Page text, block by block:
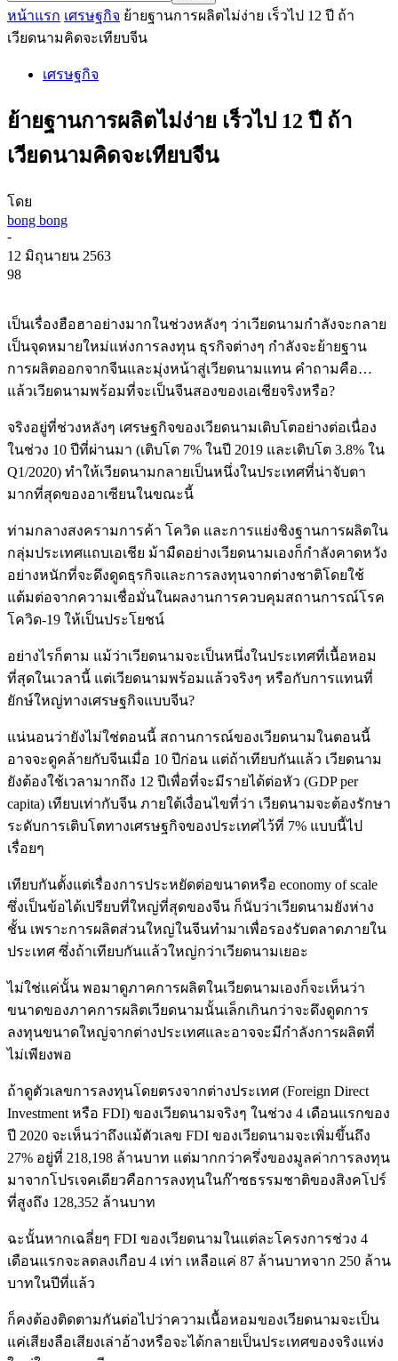
หน้าแรก เศรษฐกิจ ย้ายฐานการผลิตไม่ง่าย เร็วไป 12 ปี ถ้า
เวียดนามคิดจะเทียบจีน
เศรษฐกิจ
ย้ายฐานการผลิตไม่ง่าย เร็วไป 12 ปี ถ้า
เวียดนามคิดจะเทียบจีน
โดย
bong bong
-
12 มิถุนายน 2563
98
เป็นเรื่องฮือฮาอย่างมากในช่วงหลังๆ ว่าเวียดนามกำลังจะกลาย
เป็นจุดหมายใหม่แห่งการลงทุน ธุรกิจต่างๆ กำลังจะย้ายฐาน
การผลิตออกจากจีนและมุ่งหน้าสู่เวียดนามแทน คำถามคือ…
แล้วเวียดนามพร้อมที่จะเป็นจีนสองของเอเชียจริงหรือ?
จริงอยู่ที่ช่วงหลังๆ เศรษฐกิจของเวียดนามเติบโตอย่างต่อเนื่อง
ในช่วง 10 ปีที่ผ่านมา (เติบโต 7% ในปี 2019 และเติบโต 3.8% ใน
Q1/2020) ทำให้เวียดนามกลายเป็นหนึ่งในประเทศที่น่าจับตา
มากที่สุดของอาเซียนในขณะนี้
ท่ามกลางสงครามการค้า โควิด และการแย่งชิงฐานการผลิตใน
กลุ่มประเทศแถบเอเชีย ม้ามืดอย่างเวียดนามเองก็กำลังคาดหวัง
อย่างหนักที่จะดึงดูดธุรกิจและการลงทุนจากต่างชาติโดยใช้
แต้มต่อจากความเชื่อมั่นในผลงานการควบคุมสถานการณ์โรค
โควิด-19 ให้เป็นประโยชน์
อย่างไรก็ตาม แม้ว่าเวียดนามจะเป็นหนึ่งในประเทศที่เนื้อหอม
ที่สุดในเวลานี้ แต่เวียดนามพร้อมแล้วจริงๆ หรือกับการแทนที่
ยักษ์ใหญ่ทางเศรษฐกิจแบบจีน?
แน่นอนว่ายังไม่ใช่ตอนนี้ สถานการณ์ของเวียดนามในตอนนี้
อาจจะดูคล้ายกับจีนเมื่อ 10 ปีก่อน แต่ถ้าเทียบกันแล้ว เวียดนาม
ยังต้องใช้เวลามากถึง 12 ปีเพื่อที่จะมีรายได้ต่อหัว (GDP per
capita) เทียบเท่ากับจีน ภายใต้เงื่อนไขที่ว่า เวียดนามจะต้องรักษา
ระดับการเติบโตทางเศรษฐกิจของประเทศไว้ที่ 7% แบบนี้ไป
เรื่อยๆ
เทียบกันตั้งแต่เรื่องการประหยัดต่อขนาดหรือ economy of scale
ซึ่งเป็นข้อได้เปรียบที่ใหญ่ที่สุดของจีน ก็นับว่าเวียดนามยังห่าง
ชั้น เพราะการผลิตส่วนใหญ่ในจีนทำมาเพื่อรองรับตลาดภายใน
ประเทศ ซึ่งถ้าเทียบกันแล้วใหญ่กว่าเวียดนามเยอะ
ไม่ใช่แค่นั้น พอมาดูภาคการผลิตในเวียดนามเองก็จะเห็นว่า
ขนาดของภาคการผลิตเวียดนามนั้นเล็กเกินกว่าจะดึงดูดการ
ลงทุนขนาดใหญ่จากต่างประเทศและอาจจะมีกำลังการผลิตที่
ไม่เพียงพอ
ถ้าดูตัวเลขการลงทุนโดยตรงจากต่างประเทศ (Foreign Direct
Investment หรือ FDI) ของเวียดนามจริงๆ ในช่วง 4 เดือนแรกของ
ปี 2020 จะเห็นว่าถึงแม้ตัวเลข FDI ของเวียดนามจะเพิ่มขึ้นถึง
27% อยู่ที่ 218,198 ล้านบาท แต่มากกว่าครึ่งของมูลค่าการลงทุน
มาจากโปรเจคเดียวคือการลงทุนในก๊าซธรรมชาติของสิงคโปร์
ที่สูงถึง 128,352 ล้านบาท
ฉะนั้นหากเฉลี่ยๆ FDI ของเวียดนามในแต่ละโครงการช่วง 4
เดือนแรกจะลดลงเกือบ 4 เท่า เหลือแค่ 87 ล้านบาทจาก 250 ล้าน
บาทในปีที่แล้ว
ก็คงต้องติดตามกันต่อไปว่าความเนื้อหอมของเวียดนามจะเป็น
แค่เสียงลือเสียงเล่าอ้างหรือจะได้กลายเป็นประเทศของจริงแห่ง